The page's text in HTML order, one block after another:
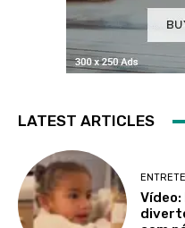
LATEST ARTICLES